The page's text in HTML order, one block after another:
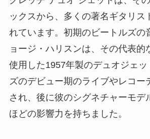
ックスから、多くの著名ギタリス
れています。初期のビートルズの
ョージ・ハリスンは、その代表的
使用した1957年製のデュオジェ
ズのデビュー期のライブやレコー
され、後に彼のシグネチャーモデ
ほどの影響力を持ちました。